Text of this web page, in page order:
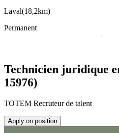
Laval(18,2km)
Permanent
Technicien juridique
15976)
TOTEM Recruteur de talent
Apply on position